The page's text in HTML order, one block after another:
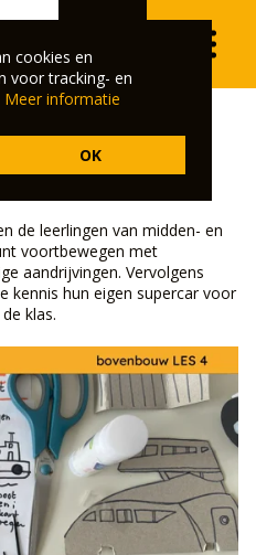
de leerlingen van midden- en
voortbewegen met
aandrijvingen. Vervolgens
kennis hun eigen supercar voor
klas.
cookies en
voor tracking- en
Meer informatie
OK